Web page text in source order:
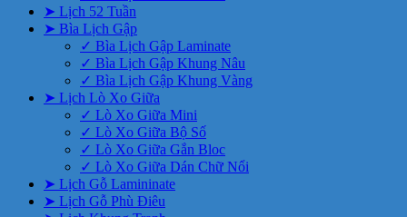
➤ Lịch 52 Tuần
➤ Bìa Lịch Gập
✓ Bìa Lịch Gập Laminate
✓ Bìa Lịch Gập Khung Nâu
✓ Bìa Lịch Gập Khung Vàng
➤ Lịch Lò Xo Giữa
✓ Lò Xo Giữa Mini
✓ Lò Xo Giữa Bộ Số
✓ Lò Xo Giữa Gắn Bloc
✓ Lò Xo Giữa Dán Chữ Nổi
➤ Lịch Gỗ Lamininate
➤ Lịch Gỗ Phù Điêu